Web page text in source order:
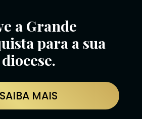
a Grande
para a sua
diocese.
SAIBA MAIS